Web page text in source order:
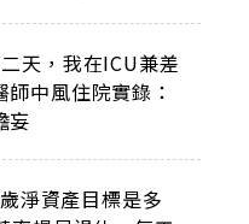
天，我在ICU兼差
中風住院實錄：
妄
淨資產目標是多